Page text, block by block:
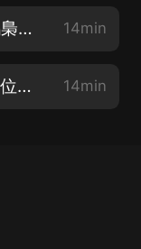
《大唐第一暴君》 006 李氏鴟梟（歡迎訂閱，轉發，評論，點讚） 14min
《大唐第一暴君》 007 扶柩即位（歡迎訂閱，轉發，評論，點讚） 14min